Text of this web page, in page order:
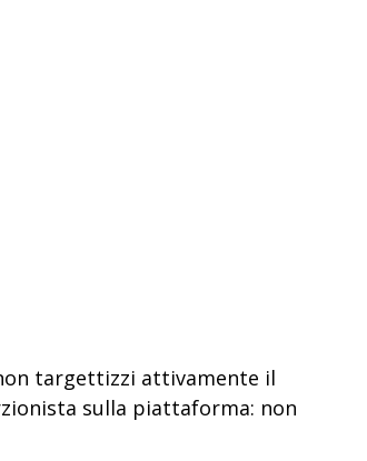
targettizzi attivamente il
sulla piattaforma: non